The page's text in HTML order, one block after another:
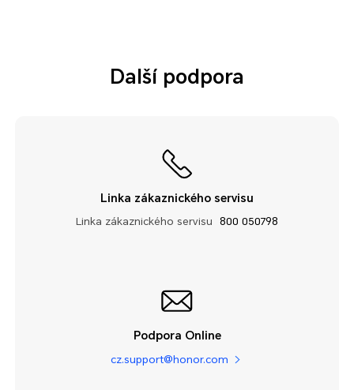
Další podpora
Linka zákaznického servisu
Linka zákaznického servisu 800 050798
Podpora Online
cz.support@honor.com